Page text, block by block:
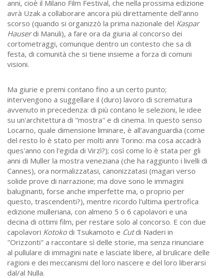
anni, cioè il Milano Film Festival, che nella prossima edizione
avrà Uzak a collaborare ancora più direttamente dell'anno
scorso (quando si organizzò la prima nazionale del Kaspar
Hauserdi Manuli), a fare ora da giuria al concorso dei
cortometraggi, comunque dentro un contesto che sa di
festa, di comunità che si tiene insieme a forza di comuni
visioni.
Ma giurie e premi contano fino a un certo punto;
intervengono a suggellare il (duro) lavoro di scrematura
avvenuto in precedenza: di più contano le selezioni, le idee
su un'architettura di "mostra" e di cinema. In questo senso
Locarno, quale dimensione liminare, è all'avanguardia (come
del resto lo è stato per molti anni Torino: ma cosa accadrà
ques'anno con l'egida di Virzì?); così come lo è stata per gli
anni di Muller la mostra veneziana (che ha raggiunto i livelli di
Cannes), ora normalizzatasi, canonizzatasi (magari verso
solide prove di narrazione; ma dove sono le immagini
baluginanti, forse anche imperfette ma, o proprio per
questo, trascendenti?), mentre ricordo l'ultima ipertrofica
edizione mulleriana, con almeno 5 o 6 capolavori e una
decina di ottimi film, per restare solo al concorso. E con due
capolavori Kotokodi Tsukamoto e Cutdi Naderi in
"Orizzonti" a raccontare sì delle storie, ma senza rinunciare
al pullulare di immagini nate e lasciate libere, al brulicare delle
ragioni e dei meccanismi del loro nascere e del loro liberarsi
dal/al Nulla.